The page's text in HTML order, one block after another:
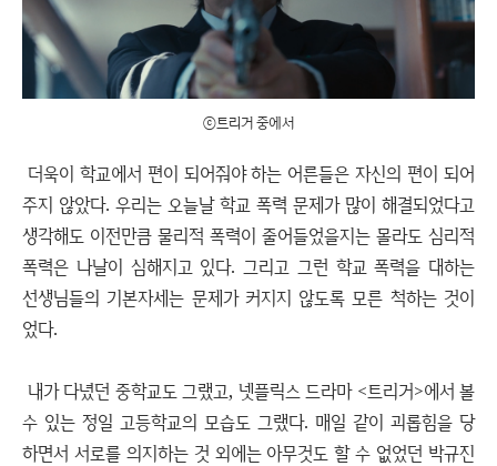
ⓒ트리거 중에서
더욱이 학교에서 편이 되어줘야 하는 어른들은 자신의 편이 되어
주지 않았다. 우리는 오늘날 학교 폭력 문제가 많이 해결되었다고
생각해도 이전만큼 물리적 폭력이 줄어들었을지는 몰라도 심리적
폭력은 나날이 심해지고 있다. 그리고 그런 학교 폭력을 대하는
선생님들의 기본자세는 문제가 커지지 않도록 모른 척하는 것이
었다.
내가 다녔던 중학교도 그랬고, 넷플릭스 드라마 <트리거>에서 볼
수 있는 정일 고등학교의 모습도 그랬다. 매일 같이 괴롭힘을 당
하면서 서로를 의지하는 것 외에는 아무것도 할 수 없었던 박규진